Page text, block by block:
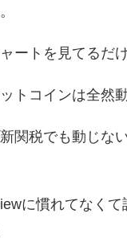
ートを見てるだ
トコインは全然
関税でも動じな
に慣れてなくて